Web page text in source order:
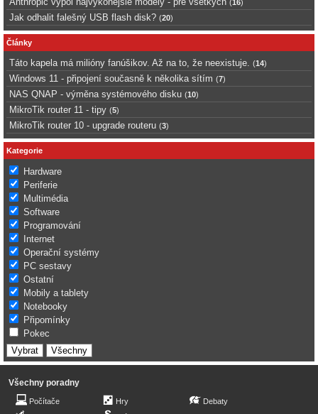
(16)
Jak odhalit falešný USB flash disk? (20)
Články
Táto kapela má milióny fanúšikov. Až na to, že neexistuje. (14)
Windows 11 - připojení současně k několika sítím (7)
NAS QNAP - výměna systémového disku (10)
MikroTik router 11 - tipy (5)
MikroTik router 10 - upgrade routeru (3)
Kategorie
Hardware
Periferie
Multimédia
Software
Programování
Internet
Operační systémy
PC sestavy
Ostatní
Mobily a tablety
Notebooky
Připomínky
Pokec
Všechny poradny
Počítače
Hry
Debaty